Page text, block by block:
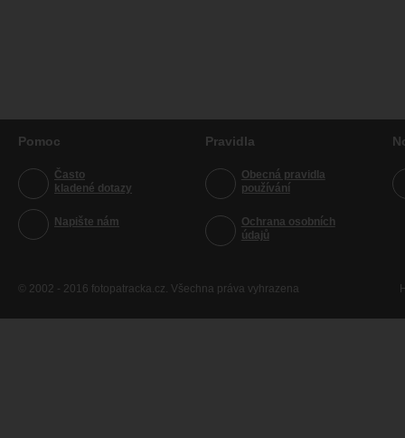
Pomoc
Často
kladené dotazy
Napište nám
Pravidla
Obecná pravidla
používání
Ochrana osobních
údajů
© 2002 - 2016 fotopatracka.cz. Všechna práva vyhrazena